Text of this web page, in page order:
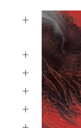
+
+
+
+
+